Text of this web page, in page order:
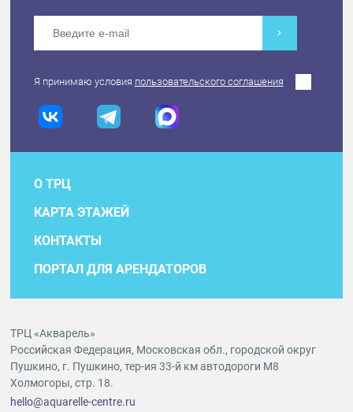
Я принимаю условия пользовательского соглашения
О ТРЦ
КАРТА ЭТАЖЕЙ
КОНТАКТЫ
ПОРТАЛ ДЛЯ АРЕНДАТОРОВ
ТРЦ «Акварель»
Российская Федерация, Московская обл., городской округ
Пушкино, г. Пушкино, тер-ия 33-й км автодороги М8
Холмогоры, стр. 18.
hello@aquarelle-centre.ru